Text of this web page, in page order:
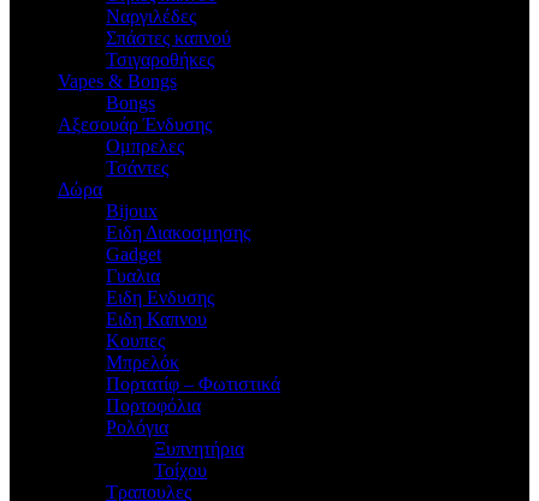
Ναργιλέδες
Σπάστες καπνού
Τσιγαροθήκες
Vapes & Bongs
Bongs
Αξεσουάρ Ένδυσης
Oμπρελες
Τσάντες
Δώρα
Bijoux
Eιδη Διακοσμησης
Gadget
Γυαλια
Ειδη Ενδυσης
Ειδη Καπνου
Κουπες
Μπρελόκ
Πορτατίφ – Φωτιστικά
Πορτοφόλια
Ρολόγια
Ξυπνητήρια
Τοίχου
Τραπουλες